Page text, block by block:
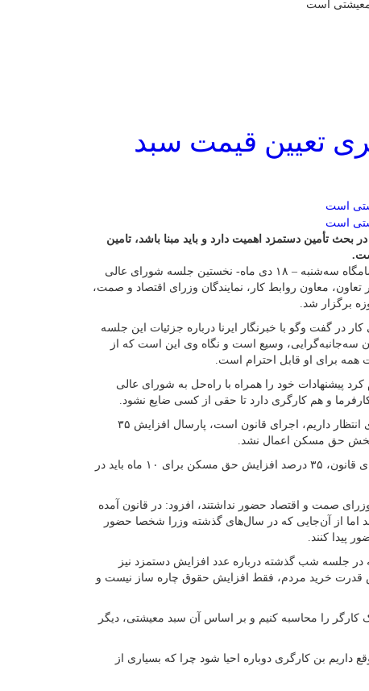
معیشتی است
تعیین قیمت سبد
بحث تأمین دستمزد اهمیت دارد و باید مبنا باشد، تامین
به گزارش پایگاه خبری شباویز به نقل از ایرنا،شامگاه سه‌شنبه – ۱۸ دی ماه- نخستین جلسه شورای عالی
سال ۱۴۰۴ با حضور وزیر تعاون، معاون روابط کار، نمایندگان وزرای اقتصاد و صمت،
برگزار شد.
در گفت وگو با خبرنگار ایرنا درباره جزئیات این جلسه
سه‌جانبه‌گرایی، وسیع است و نگاه وی این است که از
همه برای او قابل احترام است.
پیشنهادات خود را همراه با راه‌حل به شورای عالی
و هم کارگری دارد تا حقی از کسی ضایع نشود.
وی تاکید کرد: آنچه به نمایندگی از جامعه کارگری انتظار داریم، اجرای قانون است، پارسال افزایش ۳۵
وی ادامه داد: تقاضای ما این است که برای اجرای قانون، ۳۵ درصد افزایش حق مسکن برای ۱۰ ماه باید در
صمت و اقتصاد حضور نداشتند، افزود: در قانون آمده
اما از آن‌جایی که در سال‌های گذشته وزرا شخصا حضور
پیدا کنند.
در جلسه شب گذشته درباره عدد افزایش دستمزد نیز
قدرت خرید مردم، فقط افزایش حقوق چاره ساز نیست و
را محاسبه کنیم و بر اساس آن سبد معیشتی، دیگر
داریم بن کارگری دوباره احیا شود چرا که بسیاری از